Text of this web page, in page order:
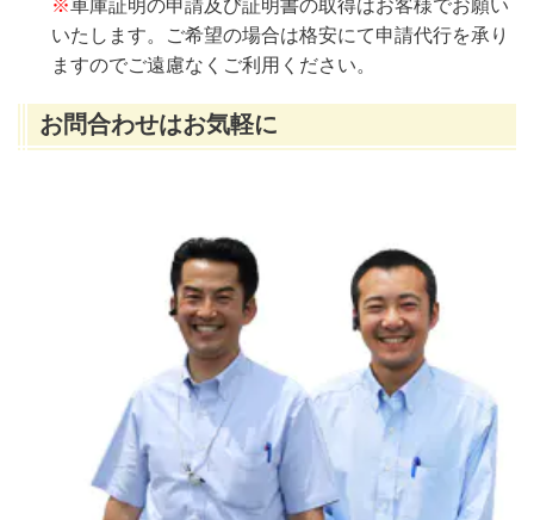
※車庫証明の申請及び証明書の取得はお客様でお願い
いたします。ご希望の場合は格安にて申請代行を承り
ますのでご遠慮なくご利用ください。
お問合わせはお気軽に